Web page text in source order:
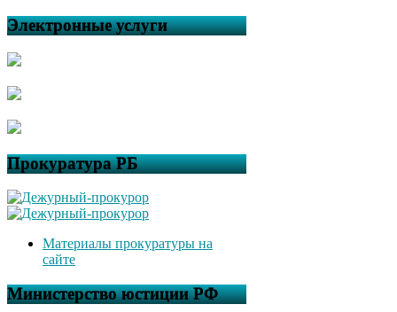
Электронные услуги
Прокуратура РБ
Материалы прокуратуры на
сайте
Министерство юстиции РФ